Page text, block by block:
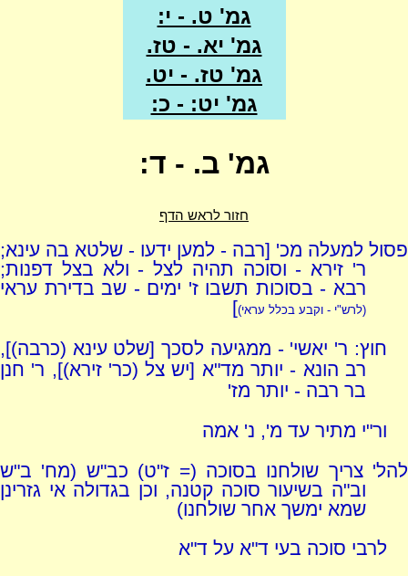
גמ' ט. - י:
גמ' יא. - טז.
גמ' טז. - יט.
גמ' יט: - כ:
גמ' ב. - ד:
חזור לראש הדף
פסול למעלה מכ' [רבה - למען ידעו - שלטא בה עינא;
ר' זירא - וסוכה תהיה לצל - ולא בצל דפנות;
רבא - בסוכות תשבו ז' ימים - שב בדירת עראי
(לרש"י - וקבע בכלל עראי)]
חוץ: ר' יאשי' - ממגיעה לסכך [שלט עינא (כרבה)],
רב הונא - יותר מד"א [יש צל (כר' זירא)], ר' חנן
בר רבה - יותר מז'
ור"י מתיר עד מ', נ' אמה
להל' צריך שולחנו בסוכה (= ז"ט) כב"ש (מח' ב"ש
וב"ה בשיעור סוכה קטנה, וכן בגדולה אי גזרינן
שמא ימשך אחר שולחנו)
לרבי סוכה בעי ד"א על ד"א